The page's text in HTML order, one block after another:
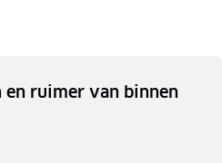
ruimer van binnen